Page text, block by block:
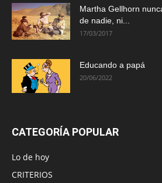
Martha Gellhorn
de nadie, ni...
17/03/2017
Educando a papá
20/06/2022
CATEGORÍA POPULAR
Lo de hoy
CRITERIOS